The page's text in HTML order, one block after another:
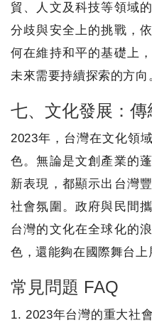
貿、人文及科技等領域
分歧與安全上的挑戰，
何在維持和平的基礎上
未來需要持續探索的方向
七、文化發展：
2023年，台灣在文化領
色。無論是文創產業的
新表現，都顯示出台灣
社會氛圍。政府與民間
台灣的文化在全球化的
色，還能夠在國際舞台上
常見問題 FAQ
1. 2023年台灣的重大社